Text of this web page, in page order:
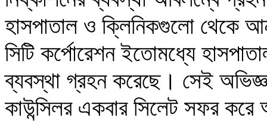
হাসপাতাল ও ক্লিনিকগুলো থেকে
সিটি কর্পোরেশন ইতোমধ্যে
ব্যবস্থা গ্রহন করেছে। সেই
কাউন্সিলর একবার সিলেট সফর